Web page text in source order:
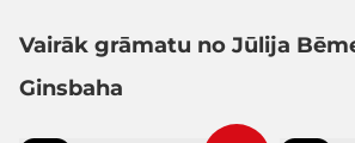
Vairāk grāmatu no Jūlija
Ginsbaha